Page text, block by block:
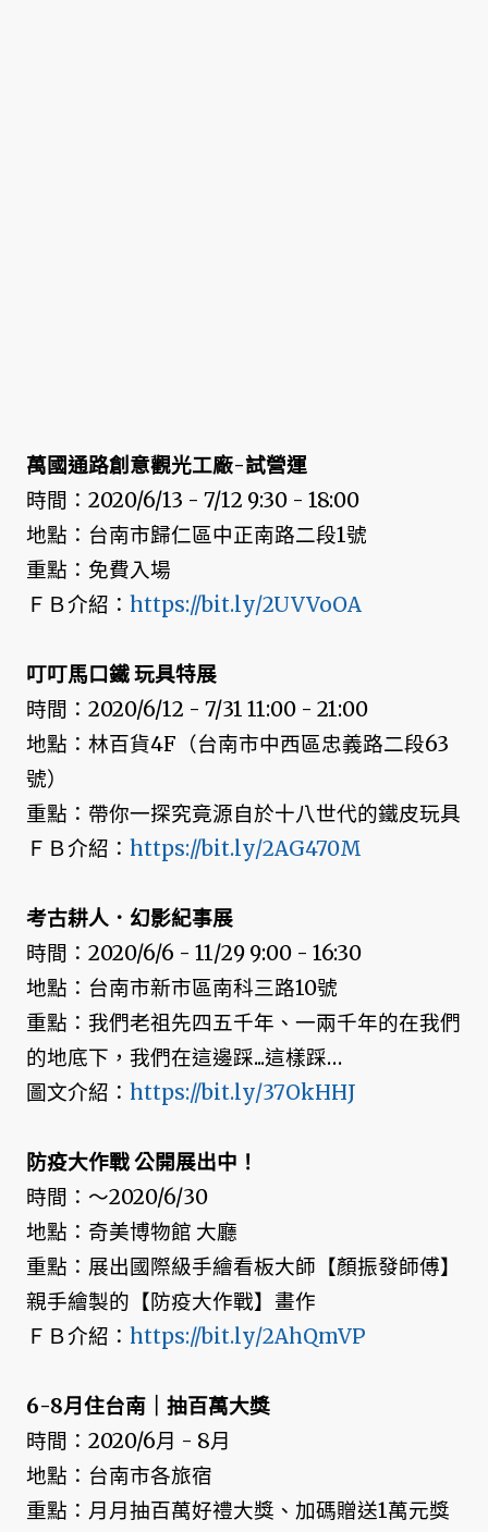
萬國通路創意觀光工廠-試營運
時間：2020/6/13 - 7/12 9:30 - 18:00
地點：台南市歸仁區中正南路二段1號
重點：免費入場
ＦＢ介紹： https://bit.ly/2UVVoOA
叮叮馬口鐵 玩具特展
時間：2020/6/12 - 7/31 11:00 - 21:00
地點：林百貨4F（台南市中西區忠義路二段63
號）
重點：帶你一探究竟源自於十八世代的鐵皮玩具
ＦＢ介紹： https://bit.ly/2AG470M
考古耕人．幻影紀事展
時間：2020/6/6 - 11/29 9:00 - 16:30
地點：台南市新市區南科三路10號
重點：我們老祖先四五千年、一兩千年的在我們
的地底下，我們在這邊踩...這樣踩…
圖文介紹： https://bit.ly/37OkHHJ
防疫大作戰 公開展出中！
時間：～2020/6/30
地點：奇美博物館 大廳
重點：展出國際級手繪看板大師【顏振發師傅】
親手繪製的【防疫大作戰】畫作
ＦＢ介紹： https://bit.ly/2AhQmVP
6-8月住台南｜抽百萬大獎
時間：2020/6月 - 8月
地點：台南市各旅宿
重點：月月抽百萬好禮大獎、加碼贈送1萬元獎